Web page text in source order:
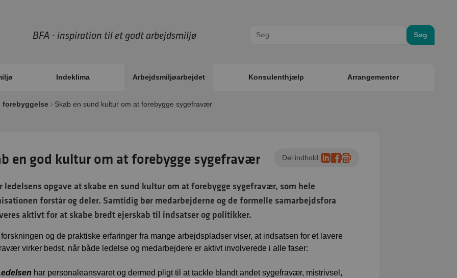
BFA - inspiration til et godt arbejdsmiljø Søg
Indeklima Arbejdsmiljøarbejdet Konsulenthjælp Arrangementer
forebyggelse Skab en sund kultur om at forebygge sygefravær
en god kultur om at forebygge sygefravær Del indhold:
ledelsens opgave at skabe en sund kultur om at forebygge sygefravær, som hele
forstår og deler. Samtidig bør medarbejderne og de formelle samarbejdsfora
aktivt for at skabe bredt ejerskab til indsatser og politikker.
og de praktiske erfaringer fra mange arbejdspladser viser, at indsatsen for et lavere
virker bedst, når både ledelse og medarbejdere er aktivt involverede i alle faser:
har personaleansvaret og dermed pligt til at tackle blandt andet sygefravær, mistrivsel,